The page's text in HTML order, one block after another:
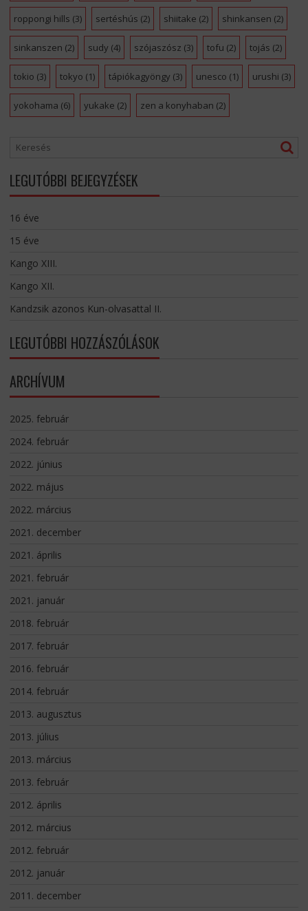
roppongi hills (3) sertéshús (2) shiitake (2) shinkansen (2)
sinkanszen (2) sudy (4) szójaszósz (3) tofu (2) tojás (2)
tokio (3) tokyo (1) tápiókagyöngy (3) unesco (1) urushi (3)
yokohama (6) yukake (2) zen a konyhaban (2)
LEGUTÓBBI BEJEGYZÉSEK
16 éve
15 éve
Kango XIII.
Kango XII.
Kandzsik azonos Kun-olvasattal II.
LEGUTÓBBI HOZZÁSZÓLÁSOK
ARCHÍVUM
2025. február
2024. február
2022. június
2022. május
2022. március
2021. december
2021. április
2021. február
2021. január
2018. február
2017. február
2016. február
2014. február
2013. augusztus
2013. július
2013. március
2013. február
2012. április
2012. március
2012. február
2012. január
2011. december